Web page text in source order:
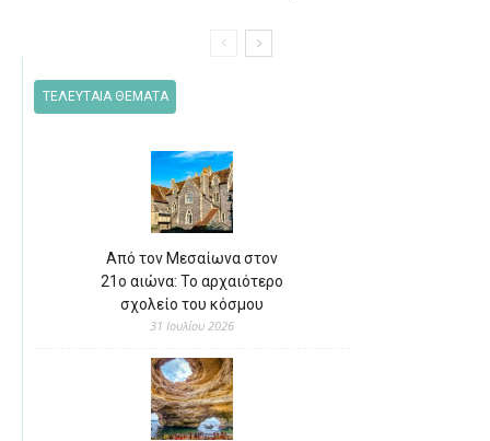
ΤΕΛΕΥΤΑΙΑ ΘΕΜΑΤΑ
Από τον Μεσαίωνα στον
21ο αιώνα: Το αρχαιότερο
σχολείο του κόσμου
31 Ιουλίου 2026